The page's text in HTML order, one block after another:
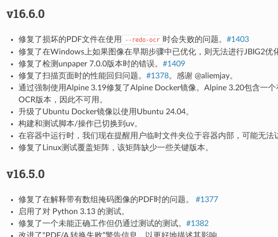
v16.6.0
修复了损坏的PDF文件在使用 --redo-ocr 时会失败的问题。 #1403
修复了在Windows上如果图像在早期步骤中已优化，则无法进行JBIG2优
修复了检测unpaper 7.0.0版本时的错误。 #1409
修复了扫描页面时的性能回归问题。 #1378。感谢 @aliemjay。
通过强制使用Alpine 3.19修复了Alpine Docker镜像。Alpine 3.20包含一个
OCR版本，因此不可用。
升级了Ubuntu Docker镜像以使用Ubuntu 24.04。
构建和测试脚本/操作已切换到uv。
在容器中运行时，我们现在提醒用户临时文件夹位于容器内部，可能无法
修复了Linux测试覆盖矩阵，该矩阵缺少一些关键版本。
v16.5.0
修复了在解释带有数组掩码图像的PDF时的问题。 #1377
启用了对 Python 3.13 的测试。
修复了一个未能正确工作但仍通过测试的测试。 #1382